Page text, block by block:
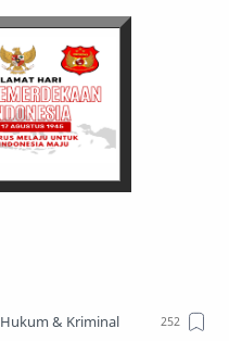
Hukum & Kriminal